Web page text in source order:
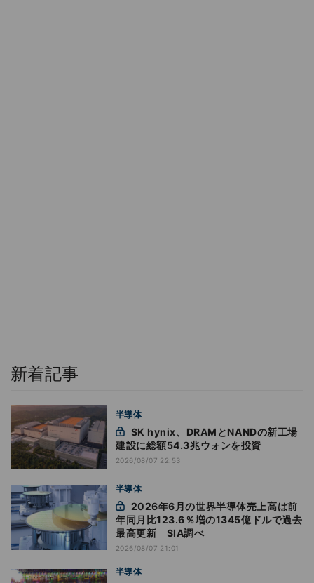
新着記事
半導体
建設に総額54.3兆ウォンを投資
2026/08/07 22:53
半導体
年同月比123.6％増の1345億ドルで過去
最高更新 SIA調べ
2026/08/07 21:01
半導体